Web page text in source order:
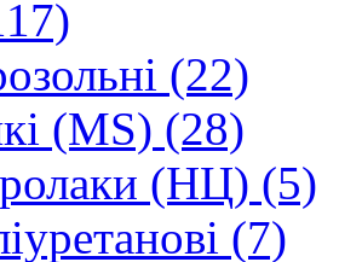
(22)
(MS) (28)
(НЦ) (5)
(7)